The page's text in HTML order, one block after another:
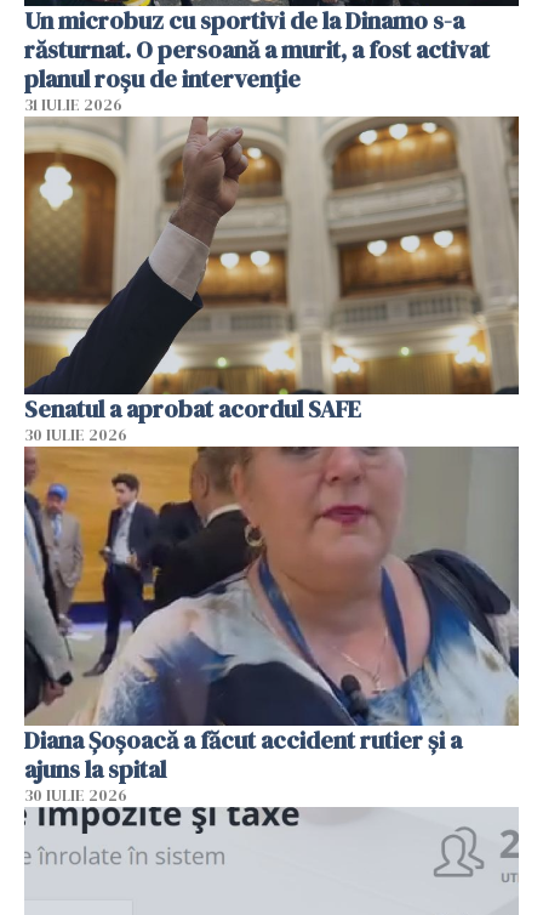
Un microbuz cu sportivi de la Dinamo s-a
răsturnat. O persoană a murit, a fost activat
planul roșu de intervenție
31 IULIE 2026
Senatul a aprobat acordul SAFE
30 IULIE 2026
Diana Șoșoacă a făcut accident rutier și a
ajuns la spital
30 IULIE 2026